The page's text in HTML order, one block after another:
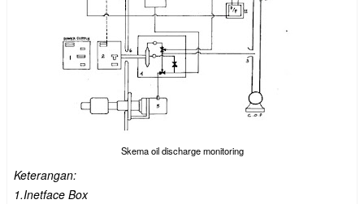
Skema oil discharge monitoring
Keterangan:
1.Inetface Box